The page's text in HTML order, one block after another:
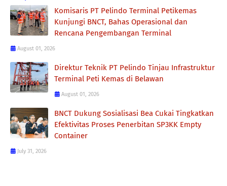
Komisaris PT Pelindo Terminal Petikemas
Kunjungi BNCT, Bahas Operasional dan
Rencana Pengembangan Terminal
August 01, 2026
Direktur Teknik PT Pelindo Tinjau Infrastruktur
Terminal Peti Kemas di Belawan
August 01, 2026
BNCT Dukung Sosialisasi Bea Cukai Tingkatkan
Efektivitas Proses Penerbitan SP3KK Empty
Container
July 31, 2026